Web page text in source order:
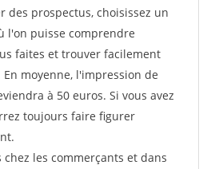
des prospectus, choisissez un
l'on puisse comprendre
faites et trouver facilement
moyenne, l'impression de
à 50 euros. Si vous avez
toujours faire figurer
chez les commerçants et dans